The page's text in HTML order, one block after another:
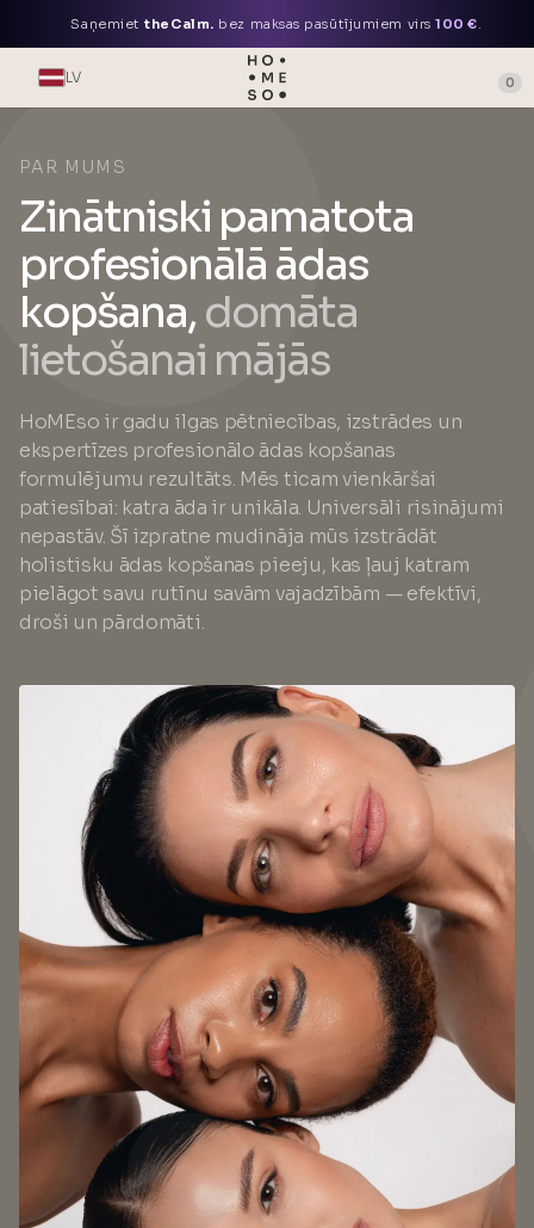
SaņemiettheCalm. bez maksas pasūtījumiem virs100 €.
LV 0
PAR MUMS
Zinātniski pamatota
profesionālā ādas
kopšana,domāta
lietošanai mājās
HoMEso ir gadu ilgas pētniecības, izstrādes un
ekspertīzes profesionālo ādas kopšanas
formulējumu rezultāts. Mēs ticam vienkāršai
patiesībai: katra āda ir unikāla. Universāli risinājumi
nepastāv. Šī izpratne mudināja mūs izstrādāt
holistisku ādas kopšanas pieeju, kas ļauj katram
pielāgot savu rutīnu savām vajadzībām — efektīvi,
droši un pārdomāti.